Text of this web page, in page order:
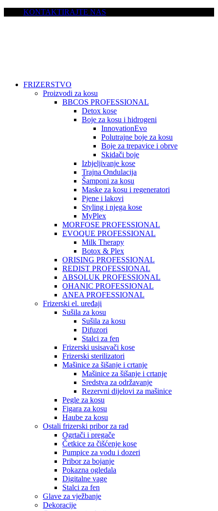
KONTAKTIRAJTE NAS
FRIZERSTVO
Proizvodi za kosu
BBCOS PROFESSIONAL
Detox kose
Boje za kosu i hidrogeni
InnovationEvo
Polutrajne boje za kosu
Boje za trepavice i obrve
Skidači boje
Izbjeljivanje kose
Trajna Ondulacija
Šamponi za kosu
Maske za kosu i regeneratori
Pjene i lakovi
Styling i njega kose
MyPlex
MORFOSE PROFESSIONAL
EVOQUE PROFESSIONAL
Milk Therapy
Botox & Plex
ORISING PROFESSIONAL
REDIST PROFESSIONAL
ABSOLUK PROFESSIONAL
OHANIC PROFESSIONAL
ANEA PROFESSIONAL
Frizerski el. uređaji
Sušila za kosu
Sušila za kosu
Difuzori
Stalci za fen
Frizerski usisavači kose
Frizerski sterilizatori
Mašinice za šišanje i crtanje
Mašinice za šišanje i crtanje
Sredstva za održavanje
Rezervni dijelovi za mašinice
Pegle za kosu
Figara za kosu
Haube za kosu
Ostali frizerski pribor za rad
Ogrtači i pregače
Četkice za čišćenje kose
Pumpice za vodu i dozeri
Pribor za bojanje
Pokazna ogledala
Digitalne vage
Stalci za fen
Glave za vježbanje
Dekoracije